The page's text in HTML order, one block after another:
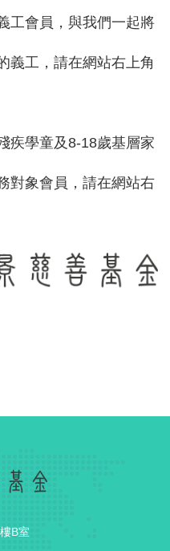
工會員，與我們一起將
義工，請在網站右上角
疾學童及8-18歲基層家
對象會員，請在網站右
B室